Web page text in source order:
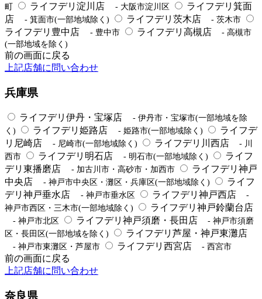
町
ライフデリ淀川店 - 大阪市淀川区
ライフデリ箕面
店
- 箕面市(一部地域除く) ライフデリ茨木店 - 茨木市
ライフデリ豊中店 - 豊中市 ライフデリ高槻店
- 高槻市
(一部地域を除く)
前の画面に戻る
上記店舗に問い合わせ
兵庫県
ライフデリ伊丹・宝塚店
- 伊丹市・宝塚市(一部地域を除
く)
ライフデリ姫路店 - 姫路市(一部地域除く)
ライフデ
リ尼崎店
- 尼崎市(一部地域除く) ライフデリ川西店
- 川
西市
ライフデリ明石店 - 明石市(一部地域除く)
ライフ
デリ東播磨店
- 加古川市・高砂市・加西市
ライフデリ神戸
中央店
- 神戸市中央区・灘区・兵庫区(一部地域除く)
ライフ
デリ神戸垂水店
- 神戸市垂水区 ライフデリ神戸西店
-
神戸市西区・三木市(一部地域除く)
ライフデリ神戸鈴蘭台店
- 神戸市北区 ライフデリ神戸須磨・長田店
- 神戸市須磨
区・長田区(一部地域を除く)
ライフデリ芦屋・神戸東灘店
- 神戸市東灘区・芦屋市 ライフデリ西宮店 - 西宮市
前の画面に戻る
上記店舗に問い合わせ
奈良県